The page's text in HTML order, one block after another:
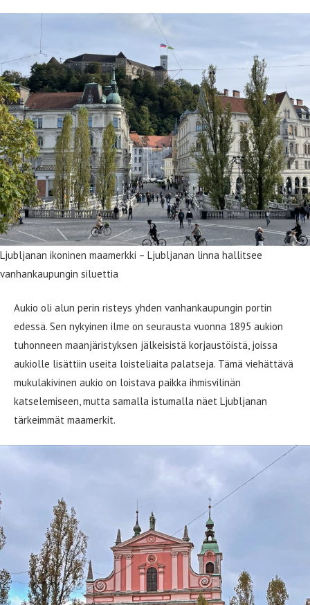
Ljubljanan ikoninen maamerkki – Ljubljanan linna hallitsee
vanhankaupungin siluettia
Aukio oli alun perin risteys yhden vanhankaupungin portin
edessä. Sen nykyinen ilme on seurausta vuonna 1895 aukion
tuhonneen maanjäristyksen jälkeisistä korjaustöistä, joissa
aukiolle lisättiin useita loisteliaita palatseja. Tämä viehättävä
mukulakivinen aukio on loistava paikka ihmisvilinän
katselemiseen, mutta samalla istumalla näet Ljubljanan
tärkeimmät maamerkit.